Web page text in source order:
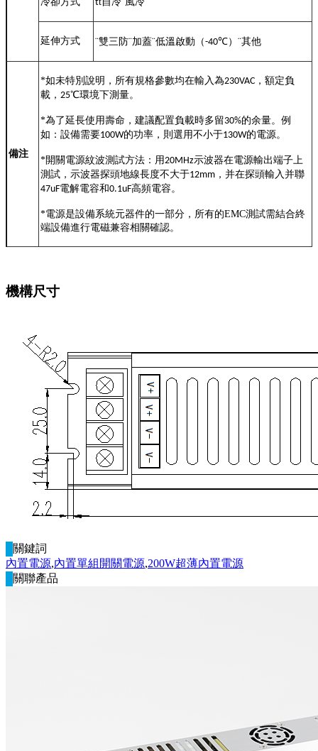
t
延伸方式 ¨雙三防¨加蓋¨低溫啟動（-40℃） ¨其他
備注
*如未特別說明，所有規格參數均在輸入為230VAC ，額定負
載， 25℃環境下測量。
*為了延長使用壽命，建議配置負載時多留30%的余量。例
如：設備需要100W的功率，則選用不小于130W的電源。
*開關電源紋波測試方法：用20MHz示波器在電源輸出端子上
測試，示波器探頭地線長度不大于12mm ，并在探頭輸入并聯
47uF電解電容和0.1uF高頻電容。
*電源是設備系統元器件的一部分，所有的EMC測試需結合終
端設備進行電磁兼容相關確認。
機構尺寸
關鍵詞
內置電源,內置單組開關電源,200W超薄內置電源
關聯產品